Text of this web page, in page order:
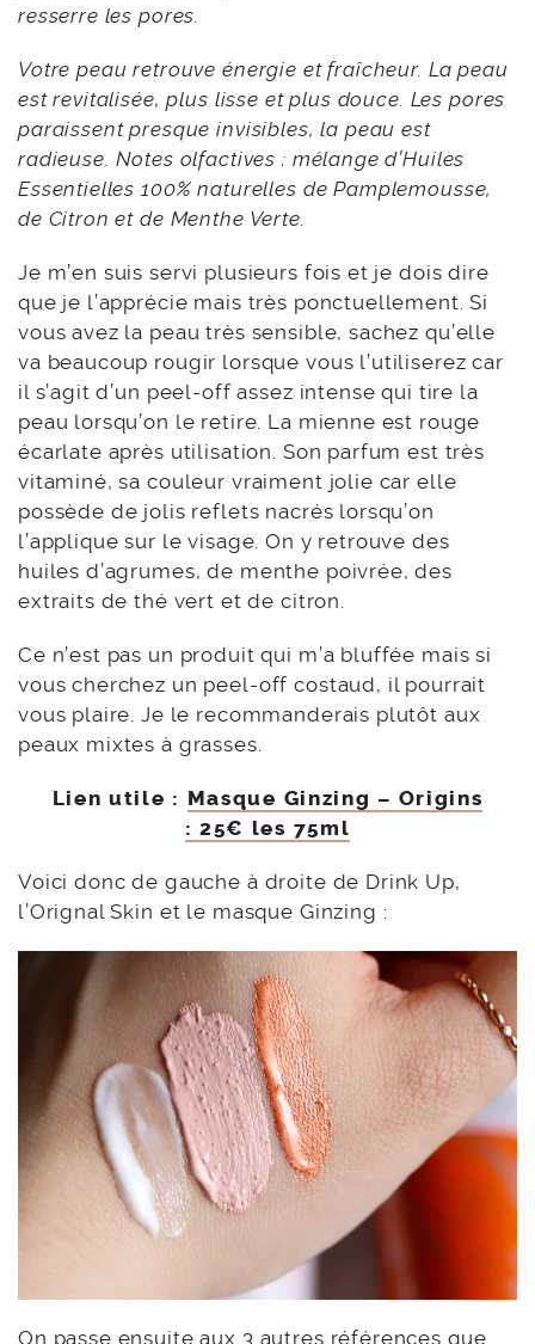
resserre les pores.
Votre peau retrouve énergie et fraîcheur. La peau
est revitalisée, plus lisse et plus douce. Les pores
paraissent presque invisibles, la peau est
radieuse. Notes olfactives : mélange d’Huiles
Essentielles 100% naturelles de Pamplemousse,
de Citron et de Menthe Verte.
Je m’en suis servi plusieurs fois et je dois dire
que je l’apprécie mais très ponctuellement. Si
vous avez la peau très sensible, sachez qu’elle
va beaucoup rougir lorsque vous l’utiliserez car
il s’agit d’un peel-off assez intense qui tire la
peau lorsqu’on le retire. La mienne est rouge
écarlate après utilisation. Son parfum est très
vitaminé, sa couleur vraiment jolie car elle
possède de jolis reflets nacrés lorsqu’on
l’applique sur le visage. On y retrouve des
huiles d’agrumes, de menthe poivrée, des
extraits de thé vert et de citron.
Ce n’est pas un produit qui m’a bluffée mais si
vous cherchez un peel-off costaud, il pourrait
vous plaire. Je le recommanderais plutôt aux
peaux mixtes à grasses.
Lien utile : Masque Ginzing – Origins
: 25€ les 75ml
Voici donc de gauche à droite de Drink Up,
l’Orignal Skin et le masque Ginzing :
On passe ensuite aux 3 autres références que